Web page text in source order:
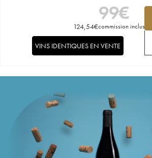
99€
124,54€commission incluse
VINS IDENTIQUES EN VENTE